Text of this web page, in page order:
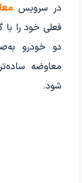
در سرویس
فعلی خود را با
دو خودرو
معاوضه
شود.